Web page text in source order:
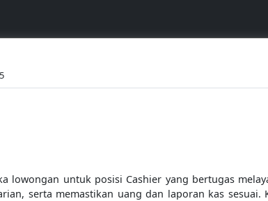
lowongan untuk posisi Cashier yang bertugas
serta memastikan uang dan laporan kas